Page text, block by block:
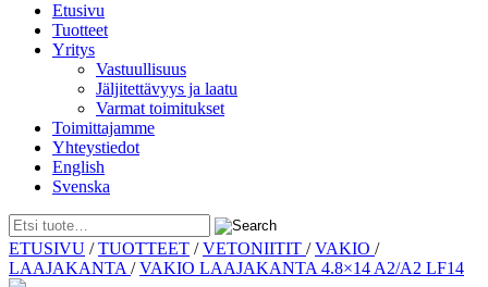
Etusivu
Tuotteet
Yritys
Vastuullisuus
Jäljitettävyys ja laatu
Varmat toimitukset
Toimittajamme
Yhteystiedot
English
Svenska
Skip
to
ETUSIVU /TUOTTEET /VETONIITIT /VAKIO /
LAAJAKANTA /VAKIO LAAJAKANTA 4.8×14 A2/A2 LF14